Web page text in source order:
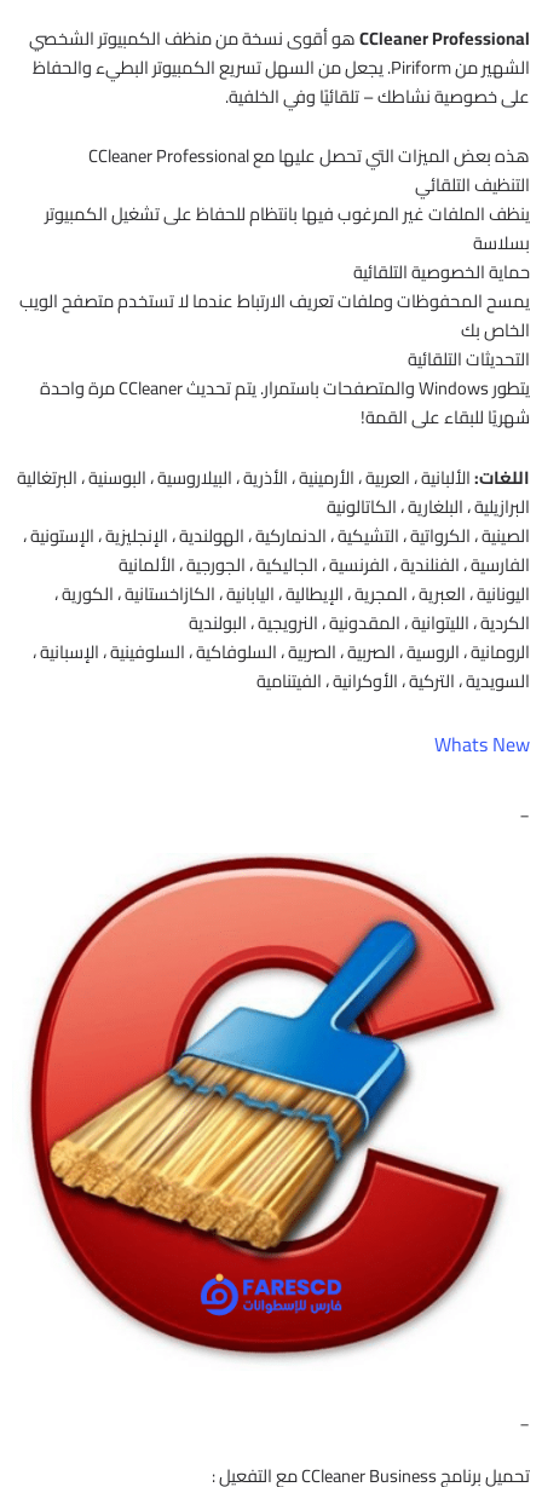
CCleaner Professionalهو أقوى نسخة من منظف الكمبيوتر الشخصي
الشهير من Piriform. يجعل من السهل تسريع الكمبيوتر البطيء والحفاظ
على خصوصية نشاطك – تلقائيًا وفي الخلفية.
هذه بعض الميزات التي تحصل عليها مع CCleaner Professional
التنظيف التلقائي
ينظف الملفات غير المرغوب فيها بانتظام للحفاظ على تشغيل الكمبيوتر
بسلاسة
حماية الخصوصية التلقائية
يمسح المحفوظات وملفات تعريف الارتباط عندما لا تستخدم متصفح الويب
الخاص بك
التحديثات التلقائية
يتطور Windows والمتصفحات باستمرار. يتم تحديث CCleaner مرة واحدة
شهريًا للبقاء على القمة!
اللغات:الألبانية ، العربية ، الأرمينية ، الأذرية ، البيلاروسية ، البوسنية ، البرتغالية
البرازيلية ، البلغارية ، الكاتالونية
الصينية ، الكرواتية ، التشيكية ، الدنماركية ، الهولندية ، الإنجليزية ، الإستونية ،
الفارسية ، الفنلندية ، الفرنسية ، الجاليكية ، الجورجية ، الألمانية
اليونانية ، العبرية ، المجرية ، الإيطالية ، اليابانية ، الكازاخستانية ، الكورية ،
الكردية ، الليتوانية ، المقدونية ، النرويجية ، البولندية
الرومانية ، الروسية ، الصربية ، الصربية ، السلوفاكية ، السلوفينية ، الإسبانية ،
السويدية ، التركية ، الأوكرانية ، الفيتنامية
Whats New
_
_
تحميل برنامج CCleaner Business مع التفعيل :